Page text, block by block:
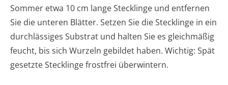
Sommer etwa 10 cm lange Stecklinge und entfernen
Sie die unteren Blätter. Setzen Sie die Stecklinge in ein
durchlässiges Substrat und halten Sie es gleichmäßig
feucht, bis sich Wurzeln gebildet haben. Wichtig: Spät
gesetzte Stecklinge frostfrei überwintern.